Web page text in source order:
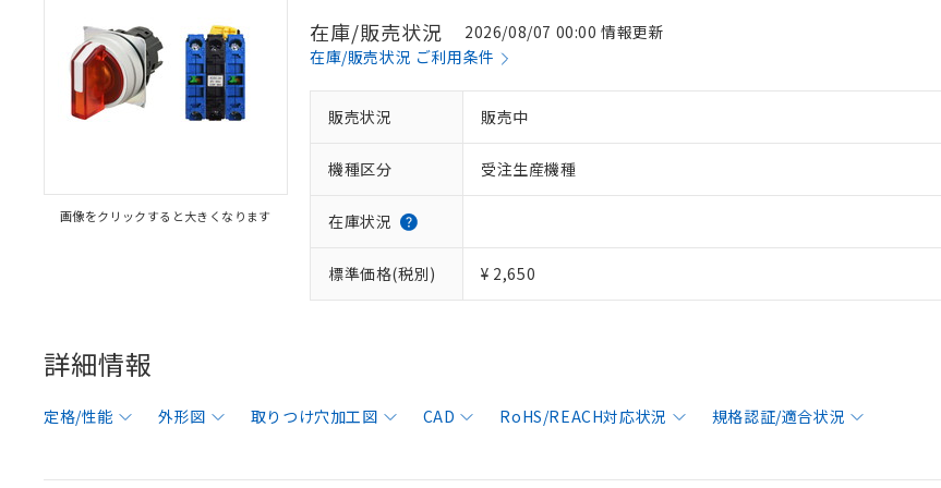
画像をクリックすると大きくなります
在庫/販売状況
2026/08/07 00:00 情報更新
在庫/販売状況 ご利用条件
販売状況 販売中
機種区分 受注生産機種
在庫状況
標準価格(税別) ¥ 2,650
詳細情報
定格/性能 外形図 取りつけ穴加工図 CAD RoHS/REACH対応状況 規格認証/適合状況